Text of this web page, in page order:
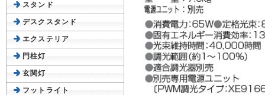
スタンド
デスクスタンド
エクステリア
門柱灯
玄関灯
フットライト